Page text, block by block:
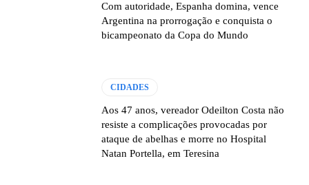
Com autoridade, Espanha domina, vence
Argentina na prorrogação e conquista o
bicampeonato da Copa do Mundo
CIDADES
Aos 47 anos, vereador Odeilton Costa não
resiste a complicações provocadas por
ataque de abelhas e morre no Hospital
Natan Portella, em Teresina